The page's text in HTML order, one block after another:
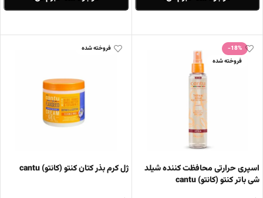
-18%
فروخته شده
اسپری حرارتی محافظت کننده شیلد
شی باتر کنتو (کانتو) cantu
فروخته شده
ژل کرم بذر کتان کنتو (کانتو) cantu